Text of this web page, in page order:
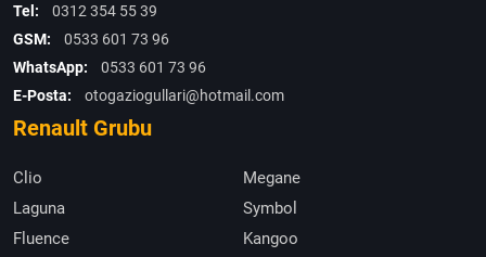
Tel:
0312 354 55 39
GSM:
0533 601 73 96
WhatsApp:
0533 601 73 96
E-Posta:
otogaziogullari@hotmail.com
Renault Grubu
Clio
Megane
Laguna
Symbol
Fluence
Kangoo